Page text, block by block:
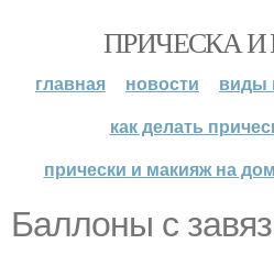
ПРИЧЕСКА
главная новости
виды
как делать
прически и макияж на
Баллоны с